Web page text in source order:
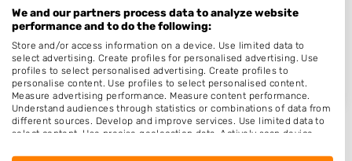
Madridweg 7
1334CN Almere
Op 19,22 km afstand
We and our partners process data to analyze website
performance and to do the following:
Store and/or access information on a device. Use limited data to
select advertising. Create profiles for personalised advertising. Use
profiles to select personalised advertising. Create profiles to
personalise content. Use profiles to select personalised content.
Measure advertising performance. Measure content performance.
Understand audiences through statistics or combinations of data from
different sources. Develop and improve services. Use limited data to
select content. Use precise geolocation data. Actively scan device
Data may be shared outside of the European Union and send to the